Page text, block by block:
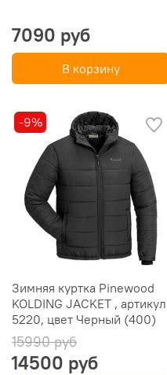
7090 руб
В корзину
-9%
Зимняя куртка Pinewood
KOLDING JACKET , артикул
5220, цвет Черный (400)
15990 руб
14500 руб